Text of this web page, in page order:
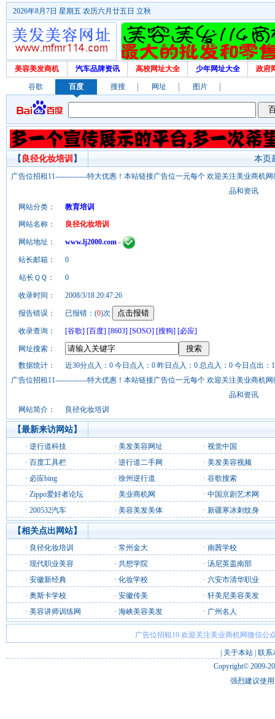
2026年8月7日 星期五 农历六月廿五日 立秋
美容美发商机 汽车品牌资讯 高校网址大全 少年网址大全 政府
谷歌 百度 搜搜 网址 图片
本页
【 良径化妆培训 】
广告位招租11-------------特大优惠！本站链接广告位一元每个 欢迎关注美业商机
品和资讯
网站分类：
教育培训
网站名称：
良径化妆培训
网站地址： www.lj2000.com -
站长邮箱： 0
站长ＱＱ： 0
收录时间： 2008/3/18 20:47:26
报告错误： 已报错：(0)次
收录查询： [谷歌] [百度] [8603] [SOSO] [搜狗] [必应]
网址搜索：
数据统计：
近30分点入：0 今日点入：0 昨日点入：0 总点入：0 今日点出：
广告位招租11-------------特大优惠！本站链接广告位一元每个 欢迎关注美业商机
品和资讯
网站简介：
良径化妆培训
【最新来访网站】
· 逆行道科技 · 美发美容网址 · 视觉中国
· 百度工具栏 · 逆行道二手网 · 美发美容视频
· 必应bing · 徐州逆行道 · 谷歌搜索
· Zippo爱好者论坛 · 美业商机网 · 中国京剧艺术网
· 200532汽车 · 美容美发美体 · 新疆寒冰刺纹身
【相关点出网站】
· 良径化妆培训 · 常州金大 · 南茜学校
· 现代职业美容 · 共想学院 · 汤尼英盖南部
· 安徽新经典 · 化妆学校 · 六安市清华职业
· 奥斯卡学校 · 安徽传美 · 轩美尼美容美发
· 美容讲师训练网 · 海峡美容美发 · 广州名人
广告位招租10 欢迎关注美业商机网微信公
关于本站 联系
Copyright© 2009-
强烈建议使